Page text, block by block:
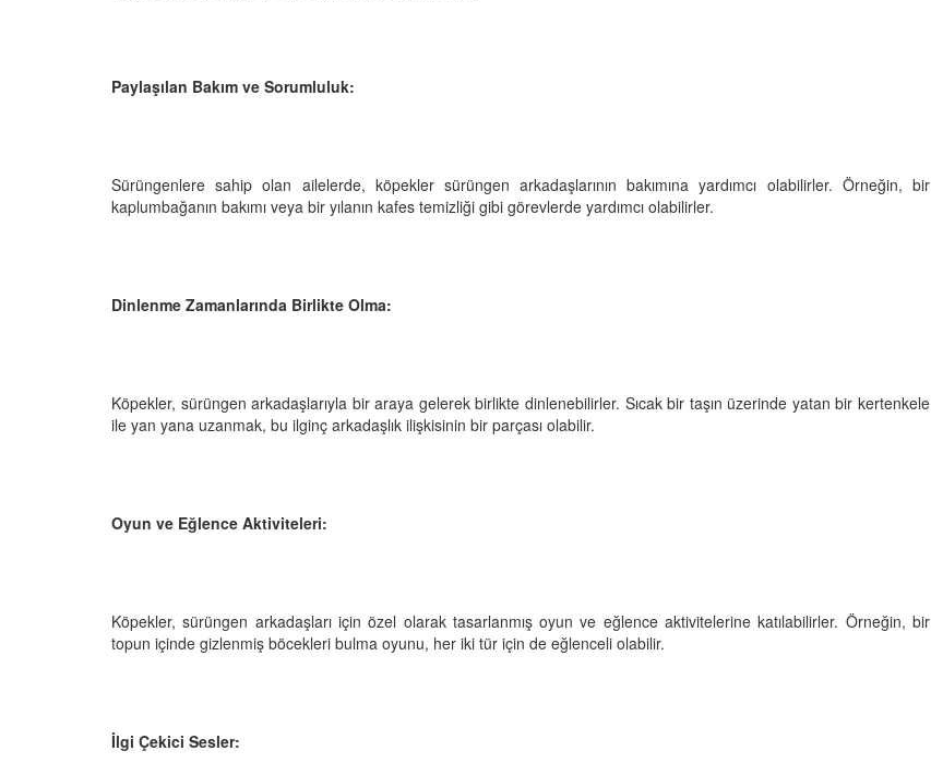
Paylaşılan Bakım ve Sorumluluk:
Sürüngenlere sahip olan ailelerde, köpekler sürüngen arkadaşlarının bakımına yardımcı olabilirler. Örneğin, bir
kaplumbağanın bakımı veya bir yılanın kafes temizliği gibi görevlerde yardımcı olabilirler.
Dinlenme Zamanlarında Birlikte Olma:
Köpekler, sürüngen arkadaşlarıyla bir araya gelerek birlikte dinlenebilirler. Sıcak bir taşın üzerinde yatan bir kertenkele
ile yan yana uzanmak, bu ilginç arkadaşlık ilişkisinin bir parçası olabilir.
Oyun ve Eğlence Aktiviteleri:
Köpekler, sürüngen arkadaşları için özel olarak tasarlanmış oyun ve eğlence aktivitelerine katılabilirler. Örneğin, bir
topun içinde gizlenmiş böcekleri bulma oyunu, her iki tür için de eğlenceli olabilir.
İlgi Çekici Sesler: